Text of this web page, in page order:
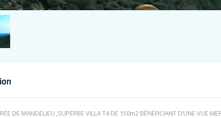
DE MANDELIEU ,SUPERBE VILLA T4 DE 150m2 BÉNÉFICIANT D’UNE VUE